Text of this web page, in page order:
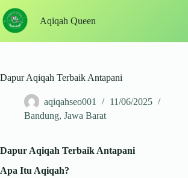
to
content
Aqiqah Queen
Dapur Aqiqah Terbaik Antapani
aqiqahseo001
11/06/2025
Bandung, Jawa Barat
Dapur Aqiqah Terbaik Antapani
Apa Itu Aqiqah?